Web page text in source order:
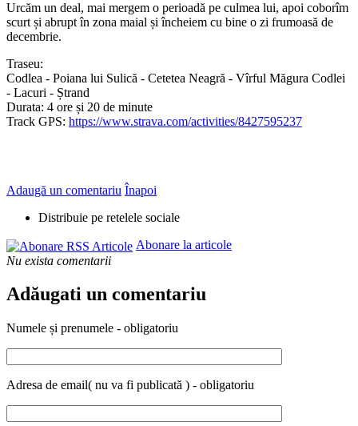
Urcăm un deal, mai mergem o perioadă pe culmea lui, apoi coborîm
scurt și abrupt în zona maial și încheiem cu bine o zi frumoasă de
decembrie.
Traseu:
Codlea - Poiana lui Sulică - Cetetea Neagră - Vîrful Măgura Codlei
- Lacuri - Ștrand
Durata: 4 ore și 20 de minute
Track GPS: https://www.strava.com/activities/8427595237
Adaugă un comentariu Înapoi
Distribuie pe retelele sociale
Abonare la articole
Nu exista comentarii
Adăugati un comentariu
Numele și prenumele - obligatoriu
Adresa de email( nu va fi publicată ) - obligatoriu